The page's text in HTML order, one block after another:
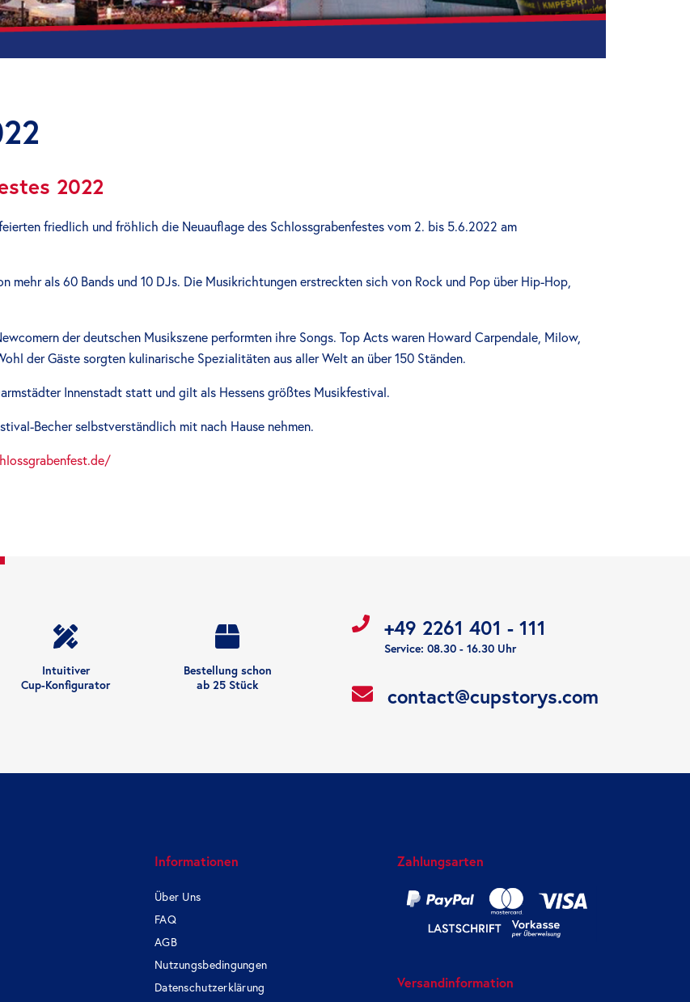
2022
friedlich und fröhlich die Neuauflage des Schlossgrabenfestes vom 2. bis 5.6.2022 am
mehr als 60 Bands und 10 DJs. Die Musikrichtungen erstreckten sich von Rock und Pop über Hip-Hop,
der deutschen Musikszene performten ihre Songs. Top Acts waren Howard Carpendale, Milow,
der Gäste sorgten kulinarische Spezialitäten aus aller Welt an über 150 Ständen.
Innenstadt statt und gilt als Hessens größtes Musikfestival.
Becher selbstverständlich mit nach Hause nehmen.
Intuitiver
Cup-Konfigurator
Bestellung schon
ab 25 Stück
+49 2261 401 - 111
Service: 08.30 - 16.30 Uhr
contact@cupstorys.com
Informationen
Über Uns
FAQ
AGB
Nutzungsbedingungen
Datenschutzerklärung
Zahlungsarten
Versandinformation